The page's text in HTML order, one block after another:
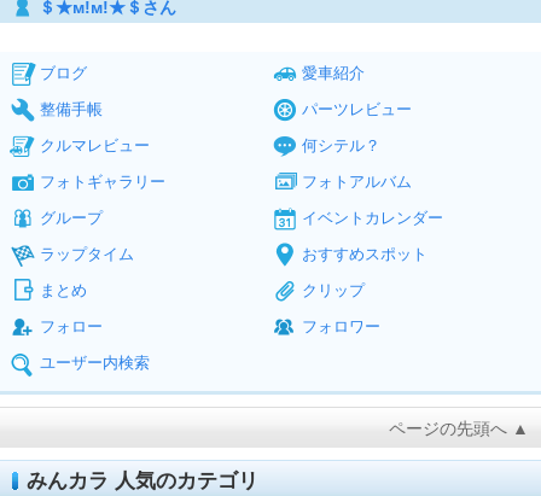
＄★м!м!★＄さん
ブログ
愛車紹介
整備手帳
パーツレビュー
クルマレビュー
何シテル？
フォトギャラリー
フォトアルバム
グループ
イベントカレンダー
ラップタイム
おすすめスポット
まとめ
クリップ
フォロー
フォロワー
ユーザー内検索
ページの先頭へ ▲
みんカラ 人気のカテゴリ